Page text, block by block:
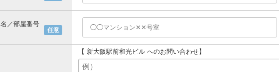
任意
／部屋番号
【 新大阪駅前和光ビル へのお問い合わせ】